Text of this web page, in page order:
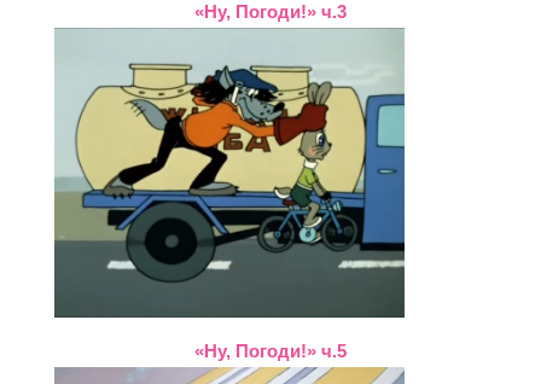
«Ну, Погоди!» ч.3
«Ну, Погоди!» ч.5